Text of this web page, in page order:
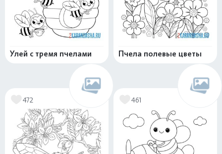
Улей с тремя пчелами Пчела полевые цветы
472 461